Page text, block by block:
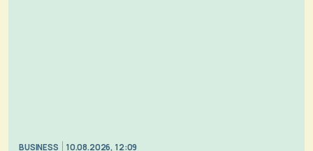
BUSINESS 10.08.2026, 12:09